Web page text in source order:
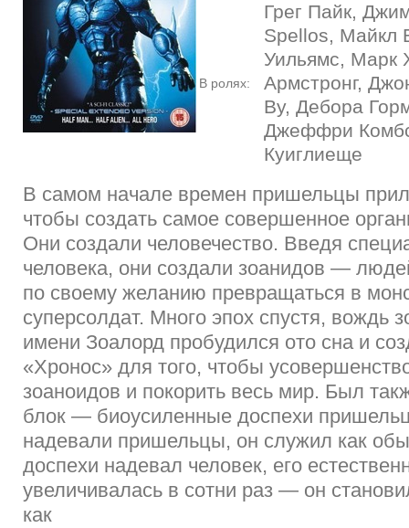
В ролях:
Грег Пайк,
Spellos, Майкл
Уильямс, Марк
Армстронг,
Ву, Дебора
Джеффри
Куиглиеще
В самом начале времен пришельцы
чтобы создать самое совершенное
Они создали человечество. Введя
человека, они создали зоанидов —
по своему желанию превращаться в
суперсолдат. Много эпох спустя, вождь
имени Зоалорд пробудился ото сна и
«Хронос» для того, чтобы
зоаноидов и покорить весь мир. Был
блок — биоусиленные доспехи
надевали пришельцы, он служил как
доспехи надевал человек, его
увеличивалась в сотни раз — он
как